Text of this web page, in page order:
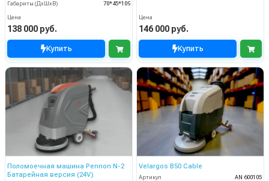
Габариты (ДхШхВ)
70*45*109
Цена
138 000 руб.
Купить
Цена
146 000 руб.
Купить
Поломоечная машина Pennon N-2
Батарейная версия (24V)
Velargos B50 Cable
Артикул
AN 600105